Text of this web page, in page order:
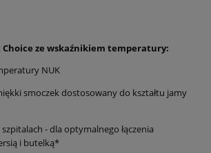
ze wskaźnikiem temperatury:
NUK
smoczek dostosowany do kształtu jamy
- dla optymalnego łączenia
i butelką*